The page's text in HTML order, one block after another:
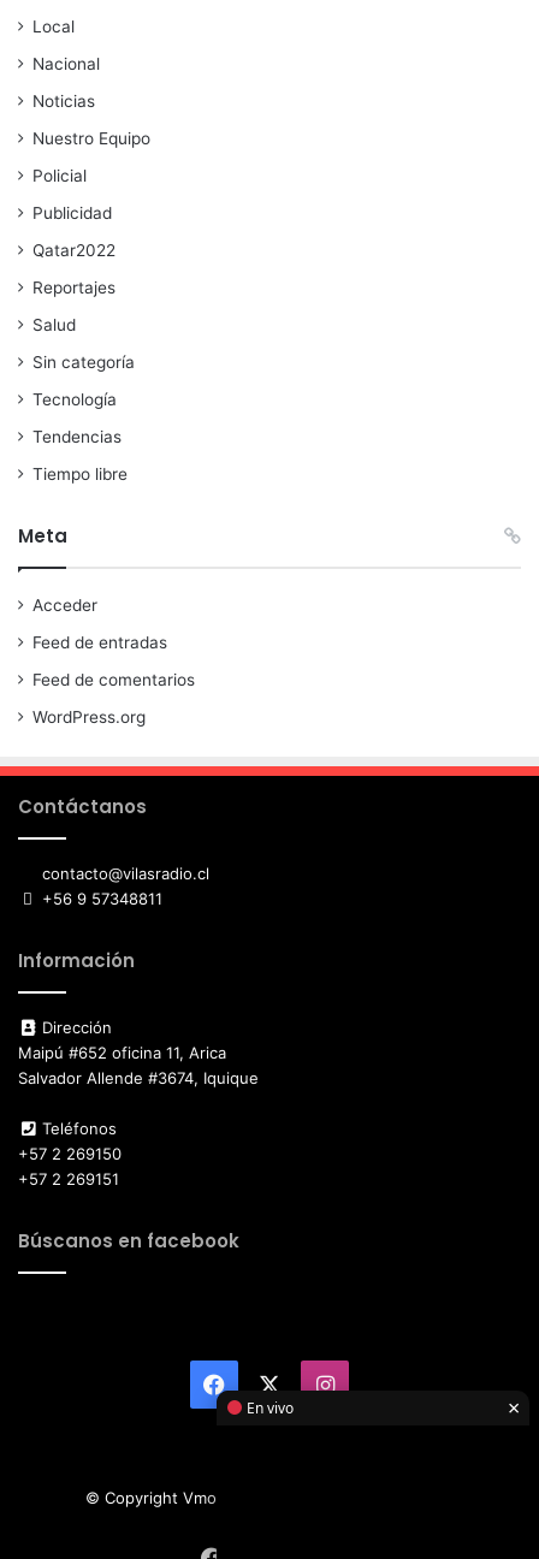
Local
Nacional
Noticias
Nuestro Equipo
Policial
Publicidad
Qatar2022
Reportajes
Salud
Sin categoría
Tecnología
Tendencias
Tiempo libre
Meta
Acceder
Feed de entradas
Feed de comentarios
WordPress.org
Contáctanos
contacto@vilasradio.cl
+56 9 57348811
Información
Dirección
Maipú #652 oficina 11, Arica
Salvador Allende #3674, Iquique
Teléfonos
+57 2 269150
+57 2 269151
Búscanos en facebook
Facebook Instagram
© Copyright Vmotor TI 2026, All Rights Reserved
En vivo ×